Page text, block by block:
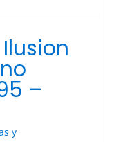
–
y